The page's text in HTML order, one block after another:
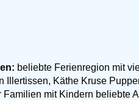
beliebte Ferienregion mit
Illertissen, Käthe Kruse
mit Kindern beliebte